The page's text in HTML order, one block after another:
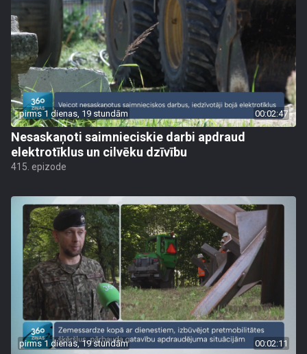
pirms 1 dienas, 19 stundām 00:02:47
Nesaskaņoti saimnieciskie darbi apdraud
elektrotīklus un cilvēku dzīvību
415. epizode
pirms 1 dienas, 19 stundām 00:02:11